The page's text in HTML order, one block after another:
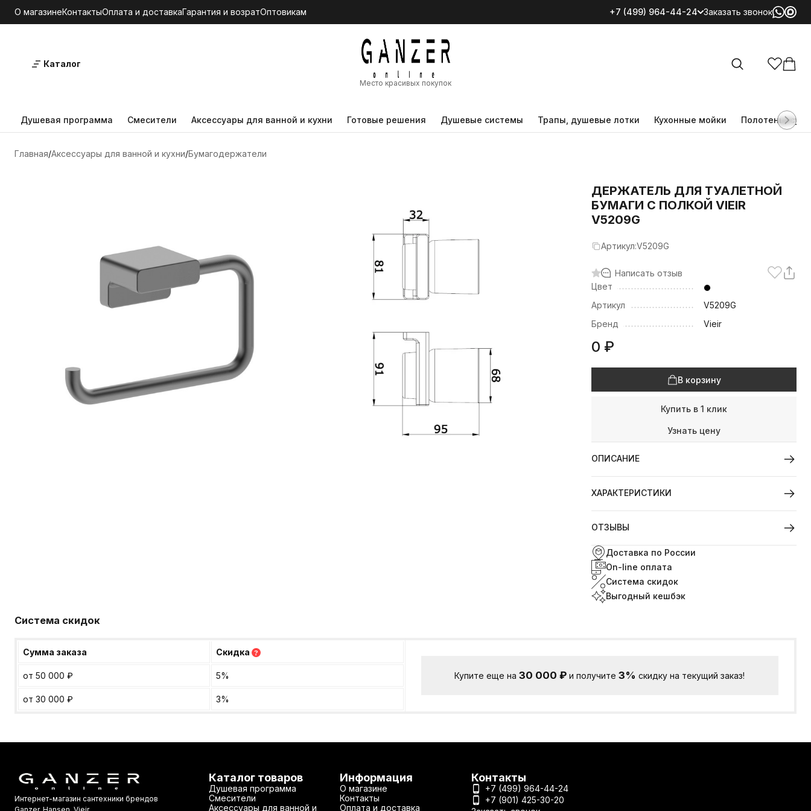
О магазинеКонтактыОплата и доставкаГарантия и возратОптовикам +7 (499) 964-44-24 Заказать звонок
Каталог
Место красивых покупок
Душевая программа Смесители Аксессуары для ванной и кухни Готовые решения Душевые системы Трапы, душевые лотки Кухонные мойки
Главная Аксессуары для ванной и кухни Бумагодержатели
ДЕРЖАТЕЛЬ ДЛЯ ТУАЛЕТНОЙ
БУМАГИ С ПОЛКОЙ VIEIR
V5209G
Артикул:V5209G
Написать отзыв
Цвет
Артикул
V5209G
Бренд
Vieir
0 ₽
В корзину
Купить в 1 клик
Узнать цену
ОПИСАНИЕ
ХАРАКТЕРИСТИКИ
ОТЗЫВЫ
Доставка по России
On-line оплата
Система скидок
Выгодный кешбэк
Система скидок
Сумма заказа Скидка ?
от 50 000 ₽ 5%
от 30 000 ₽ 3%
Купите еще на30 000₽ и получите3% скидку на текущий заказ!
Интернет-магазин сантехники брендов
Каталог товаров
Душевая программа
Смесители
Аксессуары для ванной и
Информация
О магазине
Контакты
Оплата и доставка
Контакты
+7 (499) 964-44-24
+7 (901) 425-30-20